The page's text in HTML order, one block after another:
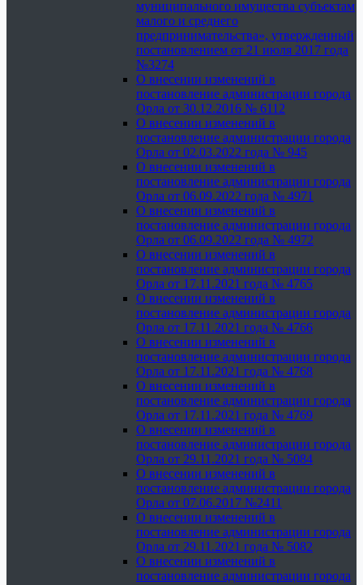
муниципального имущества субъектам
малого и среднего
предпринимательства», утвержденный
постановлением от 21 июля 2017 года
№3274
О внесении изменений в
постановление администрации города
Орла от 30.12.2016 № 6112
О внесении изменений в
постановление администрации города
Орла от 02.03.2022 года № 945
О внесении изменений в
постановление администрации города
Орла от 06.09.2022 года № 4971
О внесении изменений в
постановление администрации города
Орла от 06.09.2022 года № 4972
О внесении изменений в
постановление администрации города
Орла от 17.11.2021 года № 4765
О внесении изменений в
постановление администрации города
Орла от 17.11.2021 года № 4766
О внесении изменений в
постановление администрации города
Орла от 17.11.2021 года № 4768
О внесении изменений в
постановление администрации города
Орла от 17.11.2021 года № 4769
О внесении изменений в
постановление администрации города
Орла от 29.11.2021 года № 5084
О внесении изменений в
постановление администрации города
Орла от 07.06.2017 №2411
О внесении изменений в
постановление администрации города
Орла от 29.11.2021 года № 5082
О внесении изменений в
постановление администрации города